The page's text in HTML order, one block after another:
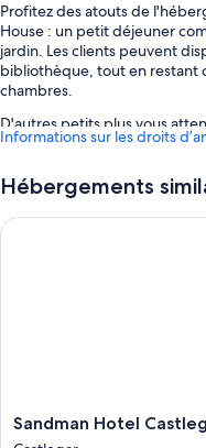
Profitez des atouts de
House : un petit déjeuner
jardin. Les clients peuvent
bibliothèque, tout en restant
chambres.
D'autres petits plus vous
Navette vers et depuis
Barbecues et service
Autres équipements
Informations sur les droits
Hébergements
Sandman
Hotel
Sandman Hotel
Sandman Hotel Castlegar